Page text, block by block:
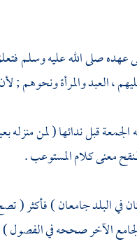
عهده صلى الله عليه وسلم
، العبد والمرأة ونحوهم ;
الجمعة قبل ندائها ( لمن
معنى كلام المستوعب .
في البلد جامعان ) فأكثر (
الآخر صححه في الفصول )